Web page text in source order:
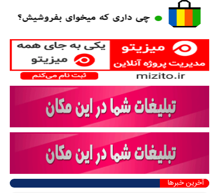
آخرین خبرها